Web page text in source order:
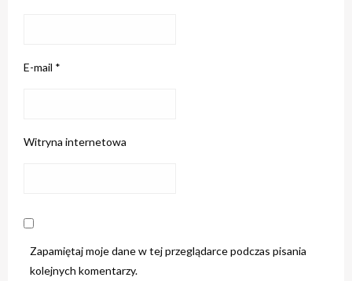
E-mail *
Witryna internetowa
Zapamiętaj moje dane w tej przeglądarce podczas pisania
kolejnych komentarzy.